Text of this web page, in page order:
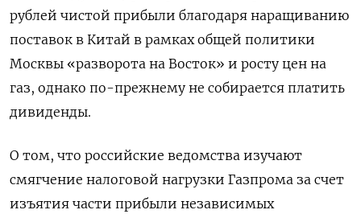
рублей чистой прибыли благодаря наращиванию
поставок в Китай в рамках общей политики
Москвы «разворота на Восток» и росту цен на
газ, однако по-прежнему не собирается платить
дивиденды.
О том, что российские ведомства изучают
смягчение налоговой нагрузки Газпрома за счет
изъятия части прибыли независимых